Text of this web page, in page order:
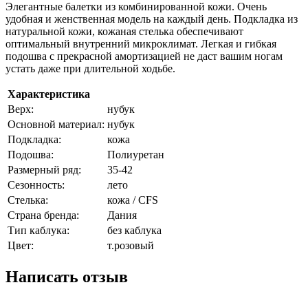
Элегантные балетки из комбинированной кожи. Очень
удобная и женственная модель на каждый день. Подкладка из
натуральной кожи, кожаная стелька обеспечивают
оптимальный внутренний микроклимат. Легкая и гибкая
подошва с прекрасной амортизацией не даст вашим ногам
устать даже при длительной ходьбе.
Характеристика
Верх:
нубук
Основной материал: нубук
Подкладка:
кожа
Подошва:
Полиуретан
Размерный ряд:
35-42
Сезонность:
лето
Стелька:
кожа / CFS
Страна бренда:
Дания
Тип каблука:
без каблука
Цвет:
т.розовый
Написать отзыв